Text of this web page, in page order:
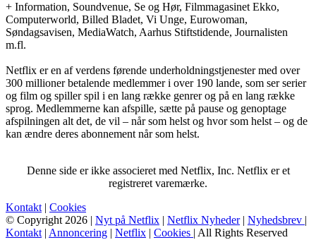
+ Information, Soundvenue, Se og Hør, Filmmagasinet Ekko,
Computerworld, Billed Bladet, Vi Unge, Eurowoman,
Søndagsavisen, MediaWatch, Aarhus Stiftstidende, Journalisten
m.fl.
Netflix er en af verdens førende underholdningstjenester med over
300 millioner betalende medlemmer i over 190 lande, som ser serier
og film og spiller spil i en lang række genrer og på en lang række
sprog. Medlemmerne kan afspille, sætte på pause og genoptage
afspilningen alt det, de vil – når som helst og hvor som helst – og de
kan ændre deres abonnement når som helst.
Denne side er ikke associeret med Netflix, Inc. Netflix er et
registreret varemærke.
Kontakt | Cookies
© Copyright 2026 | Nyt på Netflix | Netflix Nyheder| Nyhedsbrev |
Kontakt | Annoncering | Netflix | Cookies | All Rights Reserved